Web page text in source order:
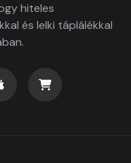
hiteles
és lelki táplálékkal